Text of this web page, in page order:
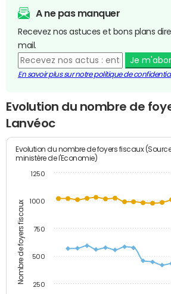
A ne pas manquer
Recevez nos astuces et bons plans
mail.
Je
En savoir plus sur notre politique de
Evolution du nombre de
Lanvéoc
Nombre de foyers fiscaux
Evolution du nombre de foyers fiscaux
ministère de l'Economie)
250
500
750
1000
1250